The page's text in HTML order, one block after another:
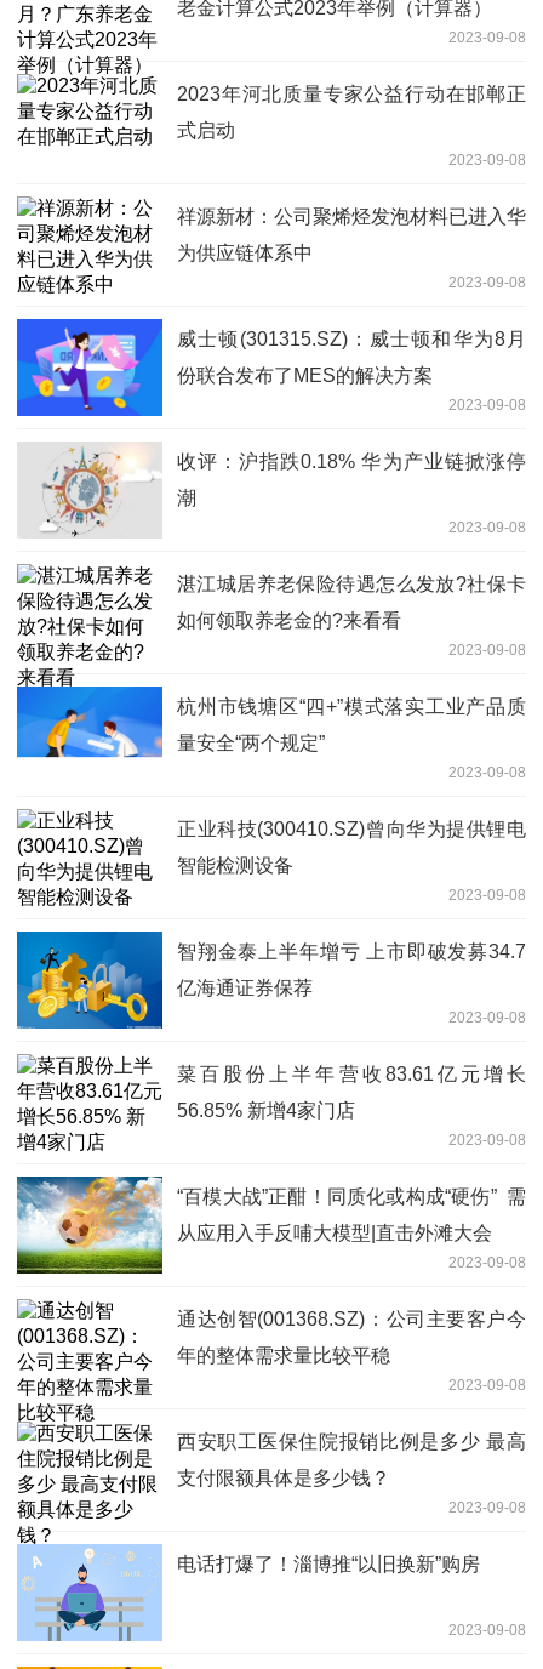
老金计算公式2023年举例（计算器）
2023-09-08
2023年河北质量专家公益行动在邯郸正
式启动
2023-09-08
祥源新材：公司聚烯烃发泡材料已进入华
为供应链体系中
2023-09-08
威士顿(301315.SZ)：威士顿和华为8月
份联合发布了MES的解决方案
2023-09-08
收评：沪指跌0.18% 华为产业链掀涨停
潮
2023-09-08
湛江城居养老保险待遇怎么发放?社保卡
如何领取养老金的?来看看
2023-09-08
杭州市钱塘区“四+”模式落实工业产品质
量安全“两个规定”
2023-09-08
正业科技(300410.SZ)曾向华为提供锂电
智能检测设备
2023-09-08
智翔金泰上半年增亏 上市即破发募34.7
亿海通证券保荐
2023-09-08
菜百股份上半年营收83.61亿元增长
56.85% 新增4家门店
2023-09-08
“百模大战”正酣！同质化或构成“硬伤” 需
从应用入手反哺大模型|直击外滩大会
2023-09-08
通达创智(001368.SZ)：公司主要客户今
年的整体需求量比较平稳
2023-09-08
西安职工医保住院报销比例是多少 最高
支付限额具体是多少钱？
2023-09-08
电话打爆了！淄博推“以旧换新”购房
2023-09-08